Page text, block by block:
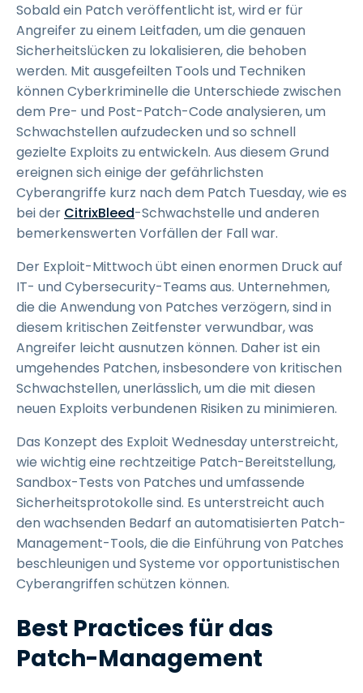
Sobald ein Patch veröffentlicht ist, wird er für
Angreifer zu einem Leitfaden, um die genauen
Sicherheitslücken zu lokalisieren, die behoben
werden. Mit ausgefeilten Tools und Techniken
können Cyberkriminelle die Unterschiede zwischen
dem Pre- und Post-Patch-Code analysieren, um
Schwachstellen aufzudecken und so schnell
gezielte Exploits zu entwickeln. Aus diesem Grund
ereignen sich einige der gefährlichsten
Cyberangriffe kurz nach dem Patch Tuesday, wie es
bei der CitrixBleed-Schwachstelle und anderen
bemerkenswerten Vorfällen der Fall war.
Der Exploit-Mittwoch übt einen enormen Druck auf
IT- und Cybersecurity-Teams aus. Unternehmen,
die die Anwendung von Patches verzögern, sind in
diesem kritischen Zeitfenster verwundbar, was
Angreifer leicht ausnutzen können. Daher ist ein
umgehendes Patchen, insbesondere von kritischen
Schwachstellen, unerlässlich, um die mit diesen
neuen Exploits verbundenen Risiken zu minimieren.
Das Konzept des Exploit Wednesday unterstreicht,
wie wichtig eine rechtzeitige Patch-Bereitstellung,
Sandbox-Tests von Patches und umfassende
Sicherheitsprotokolle sind. Es unterstreicht auch
den wachsenden Bedarf an automatisierten Patch-
Management-Tools, die die Einführung von Patches
beschleunigen und Systeme vor opportunistischen
Cyberangriffen schützen können.
Best Practices für das
Patch-Management